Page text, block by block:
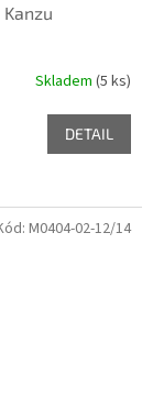
Skladem (5 ks)
DETAIL
M0404-02-12/14